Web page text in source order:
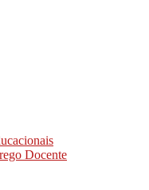
Docente